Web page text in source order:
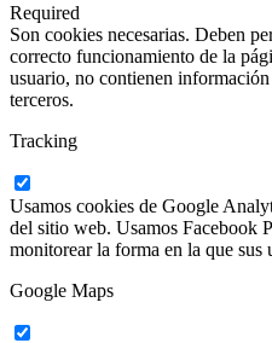
Required
Son cookies necesarias. Deben
correcto funcionamiento de la
usuario, no contienen
terceros.
Tracking
Usamos cookies de Google
del sitio web. Usamos Facebook
monitorear la forma en la que sus
Google Maps